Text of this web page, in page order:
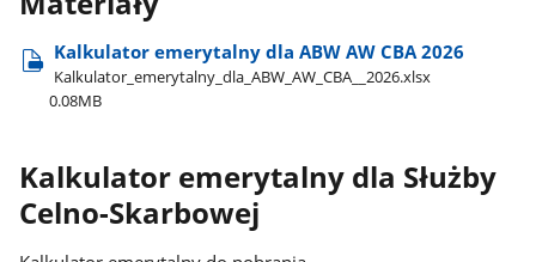
Kalkulator emerytalny dla ABW AW CBA 2026
Kalkulator​_emerytalny​_dla​_ABW​_AW​_CBA​_​_2026.xlsx
0.08MB
Kalkulator emerytalny dla Służby
Celno-Skarbowej